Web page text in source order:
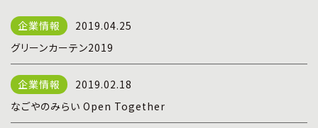
全国事業所紹介
2019.04.25
グリーンカーテン2019
2019.02.18
なごやのみらい Open Together